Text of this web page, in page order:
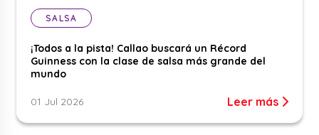
SALSA
¡Todos a la pista! Callao buscará un Récord
Guinness con la clase de salsa más grande del
mundo
01 Jul 2026 Leer más